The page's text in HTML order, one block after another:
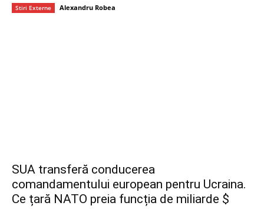
Stiri Externe Alexandru Robea
SUA transferă conducerea
comandamentului european pentru Ucraina.
Ce țară NATO preia funcția de miliarde $